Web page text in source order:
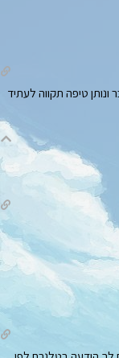
טיפה תקווה לעתיד